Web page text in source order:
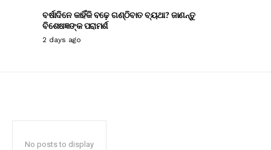
ବର୍ଷାଦିନେ କାହିଁକି ବଢ଼େ ଗଣ୍ଠିବାତ ବ୍ୟଥା? ଜାଣନ୍ତୁ
ବିଶେଷଜ୍ଞଙ୍କ ପରାମର୍ଶ
2 days ago
No posts to display